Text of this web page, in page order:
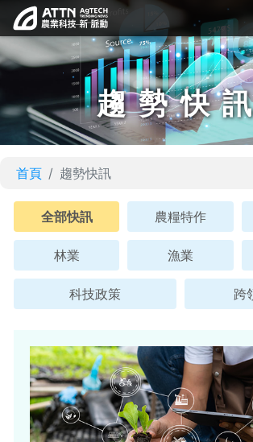
趨勢快
首頁 趨勢快訊
全部快訊 農糧特作
林業 漁業
科技政策 跨